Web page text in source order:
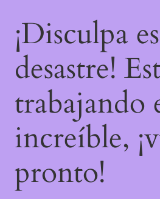
¡Disculpa
desastre!
trabajando
increíble,
pronto!